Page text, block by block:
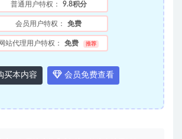
普通用户特权： 9.8积分
会员用户特权： 免费
网站代理用户特权： 免费 推荐
买本内容 会员免费查看